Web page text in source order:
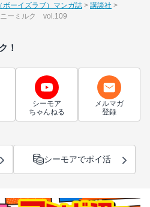
ボーイズラブ）マンガ誌
講談社
ーミルク vol.109
！
シーモア
ちゃんねる
メルマガ
登録
シーモアでポイ活